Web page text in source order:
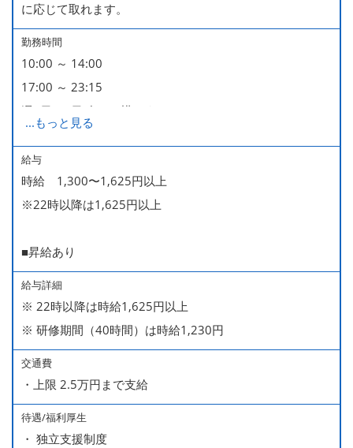
に応じて取れます。
勤務時間
10:00 ～ 14:00
17:00 ～ 23:15
週2日・1日4h～で構いません。
■時短勤務制度あり
...もっと見る
給与
時給 1,300〜1,625円以上
※22時以降は1,625円以上
■昇給あり
給与詳細
※ 22時以降は時給1,625円以上
※ 研修期間（40時間）は時給1,230円
交通費
・上限 2.5万円まで支給
待遇/福利厚生
・ 独立支援制度